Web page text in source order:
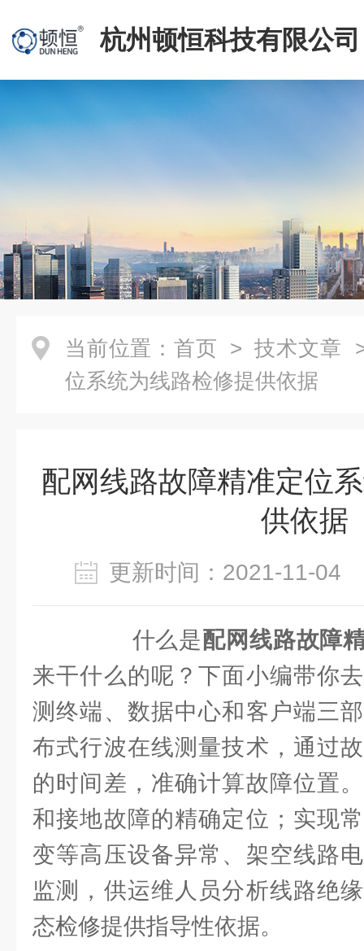
杭州顿恒科技有限公司
当前位置： 首页 > 技术文章
位系统为线路检修提供依据
配网线路故障精准定位
供依据
更新时间：2021-11-
什么是配网线路故障
来干什么的呢？下面小编带你
测终端、数据中心和客户端三
布式行波在线测量技术，通过
的时间差，准确计算故障位置
和接地故障的精确定位；实现
变等高压设备异常、架空线路
监测，供运维人员分析线路绝
态检修提供指导性依据。